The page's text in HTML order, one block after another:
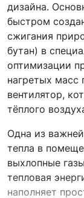
дизайна.
быстром
сжигания
бутан) в
оптимизации
нагретых масс
вентилятор,
тёплого
Одна из
тепла в
выхлопные
тепловая
наполняет